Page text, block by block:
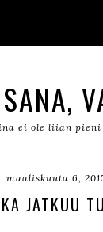
ei ole liian pieni
maaliskuuta 6,
JATKUU